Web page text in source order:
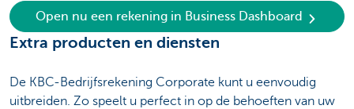
Open nu een rekening in Business Dashboard
Extra producten en diensten
De KBC-Bedrijfsrekening Corporate kunt u eenvoudig
uitbreiden. Zo speelt u perfect in op de behoeften van uw